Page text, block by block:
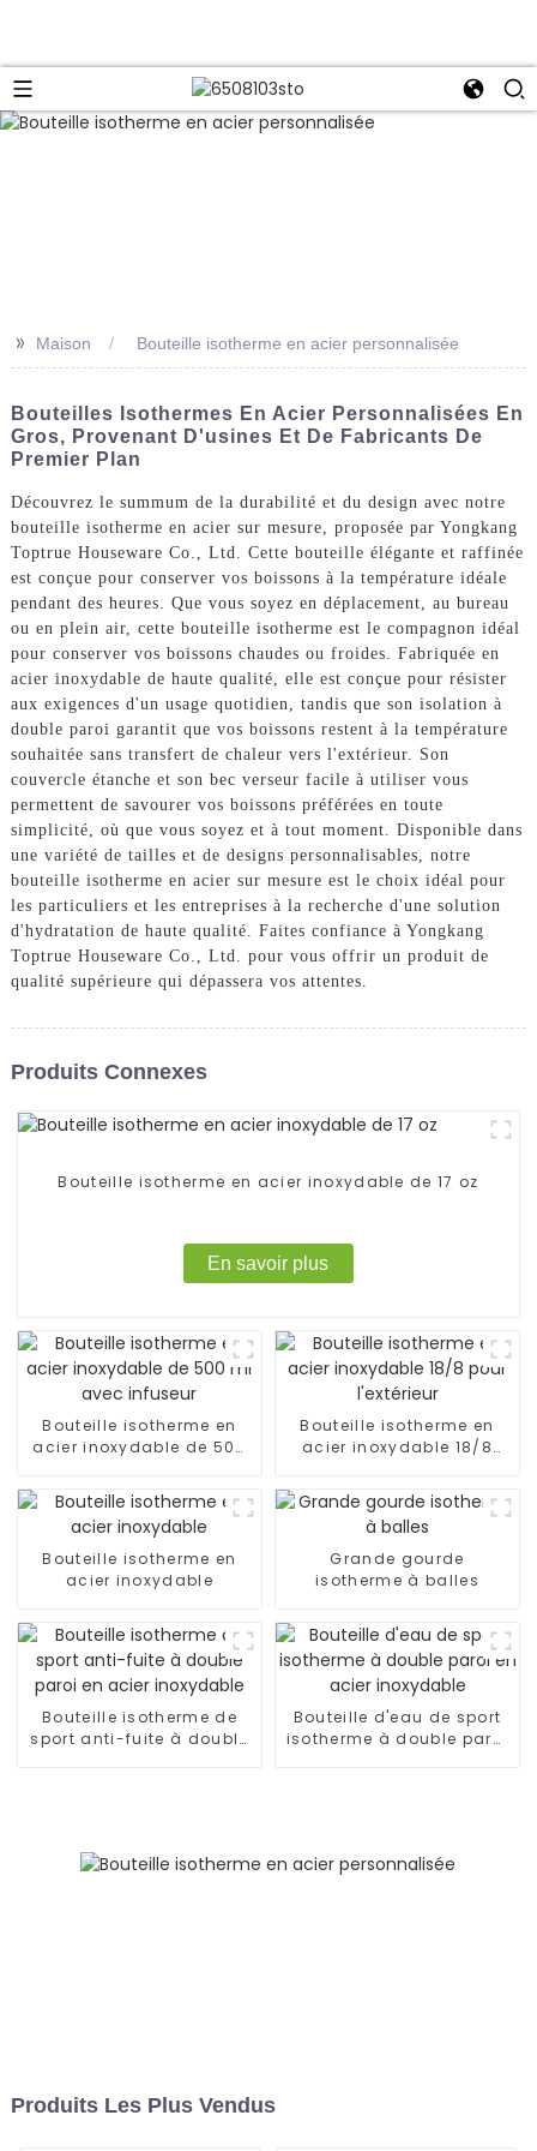
>> Maison Bouteille isotherme en acier personnalisée
Bouteilles Isothermes En Acier Personnalisées En
Gros, Provenant D'usines Et De Fabricants De
Premier Plan
Découvrez le summum de la durabilité et du design avec notre
bouteille isotherme en acier sur mesure, proposée par Yongkang
Toptrue Houseware Co., Ltd. Cette bouteille élégante et raffinée
est conçue pour conserver vos boissons à la température idéale
pendant des heures. Que vous soyez en déplacement, au bureau
ou en plein air, cette bouteille isotherme est le compagnon idéal
pour conserver vos boissons chaudes ou froides. Fabriquée en
acier inoxydable de haute qualité, elle est conçue pour résister
aux exigences d'un usage quotidien, tandis que son isolation à
double paroi garantit que vos boissons restent à la température
souhaitée sans transfert de chaleur vers l'extérieur. Son
couvercle étanche et son bec verseur facile à utiliser vous
permettent de savourer vos boissons préférées en toute
simplicité, où que vous soyez et à tout moment. Disponible dans
une variété de tailles et de designs personnalisables, notre
bouteille isotherme en acier sur mesure est le choix idéal pour
les particuliers et les entreprises à la recherche d'une solution
d'hydratation de haute qualité. Faites confiance à Yongkang
Toptrue Houseware Co., Ltd. pour vous offrir un produit de
qualité supérieure qui dépassera vos attentes.
Produits Connexes
Bouteille isotherme en acier inoxydable de 17 oz
En savoir plus
Bouteille isotherme en
acier inoxydable de 500
Bouteille isotherme en
acier inoxydable 18/8
Bouteille isotherme en
acier inoxydable
Grande gourde
isotherme à balles
Bouteille isotherme de
sport anti-fuite à double
Bouteille d'eau de sport
isotherme à double paroi
Produits Les Plus Vendus